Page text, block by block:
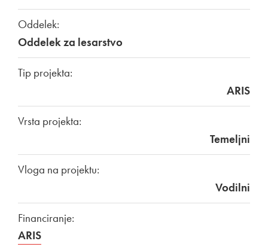
Oddelek:
Oddelek za lesarstvo
Tip projekta:
ARIS
Vrsta projekta:
Temeljni
Vloga na projektu:
Vodilni
Financiranje:
ARIS